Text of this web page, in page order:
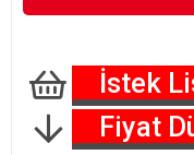
İstek
Fiyat